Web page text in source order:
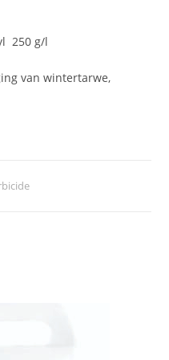
250 g/l
van wintertarwe,